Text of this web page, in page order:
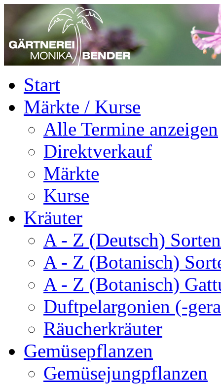
Start
Märkte / Kurse
Alle Termine anzeigen
Direktverkauf
Märkte
Kurse
Kräuter
A - Z (Deutsch)
A - Z (Botanisch)
A - Z (Botanisch)
Duftpelargonien (-
Räucherkräuter
Gemüsepflanzen
Gemüsejungpflanzen